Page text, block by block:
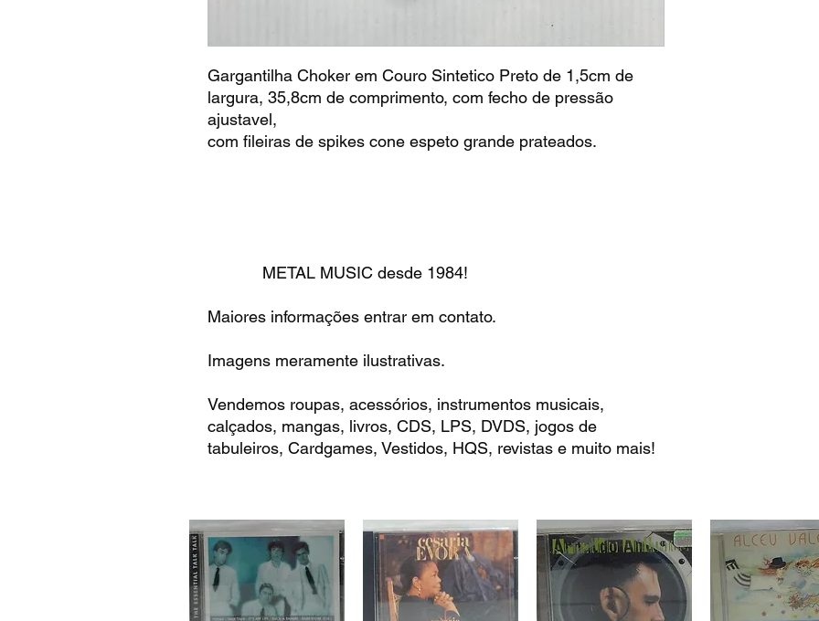
Gargantilha Choker em Couro Sintetico Preto de 1,5cm de
largura, 35,8cm de comprimento, com fecho de pressão
ajustavel,
com fileiras de spikes cone espeto grande prateados.
METAL MUSIC desde 1984!
Maiores informações entrar em contato.
Imagens meramente ilustrativas.
Vendemos roupas, acessórios, instrumentos musicais,
calçados, mangas, livros, CDS, LPS, DVDS, jogos de
tabuleiros, Cardgames, Vestidos, HQS, revistas e muito mais!